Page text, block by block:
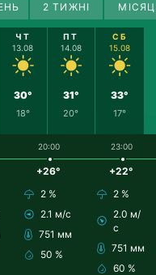
2 ТИЖНІ
ЧТ
13.08
30°
18°
ПТ
14.08
31°
20°
СБ
15.08
33°
17°
20:00
+26°
2 %
2.1 м/с
751 мм
50 %
23:00
+22°
2 %
2.0 м/
с
751 мм
60 %